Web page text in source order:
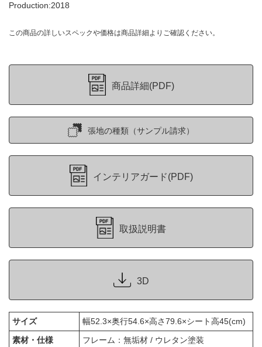
Production:2018
この商品の詳しいスペックや価格は商品詳細よりご確認ください。
商品詳細(PDF)
張地の種類（サンプル請求）
インテリアガード(PDF)
取扱説明書
3D
サイズ
幅52.3×奥行54.6×高さ79.6×シート高45(cm)
素材・仕様
フレーム：無垢材 / ウレタン塗装